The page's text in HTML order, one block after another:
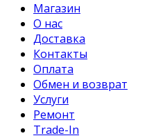
Магазин
О нас
Доставка
Контакты
Оплата
Обмен и возврат
Услуги
Ремонт
Trade-In